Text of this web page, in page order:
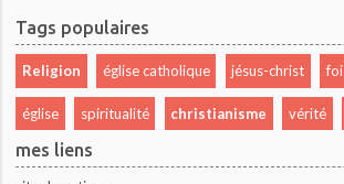
Tags populaires
Religion église catholique jésus-christ foi
église spiritualité christianisme vérité
mes liens